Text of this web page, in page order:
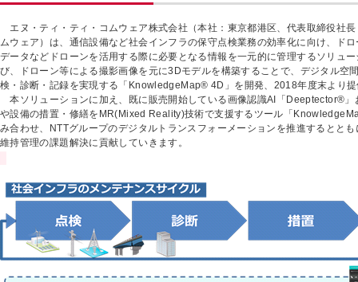
エヌ・ティ・ティ・コムウェア株式会社（本社：東京都港区、代表取締役社
ムウェア）は、通信設備など社会インフラの保守点検業務の効率化に向け、ド
データなどドローンを活用する際に必要となる情報を一元的に管理するソリュ
び、ドローン等による撮影画像を元に3Dモデルを構築することで、デジタル空
検・診断・記録を実現する「KnowledgeMap® 4D」を開発、2018年度末より
本ソリューションに加え、既に販売開始している画像認識AI「Deeptector®」
や設備の措置・修繕をMR(Mixed Reality)技術で支援するツール「
み合わせ、NTTグループのデジタルトランスフォーメーションを推進するとと
維持管理の課題解決に貢献していきます。